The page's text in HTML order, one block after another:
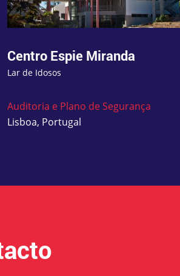
Centro Espie Miranda
Lar de Idosos
Auditoria e Plano de Segurança
Lisboa, Portugal